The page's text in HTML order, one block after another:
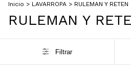
Inicio > LAVARROPA > RULEMAN Y RETEN
RULEMAN Y
Filtrar